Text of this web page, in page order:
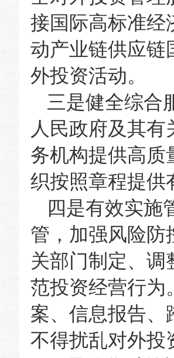
接国际高标准经
动产业链供应链
外投资活动。
三是健全综合
人民政府及其
务机构提供高质
织按照章程提供
四是有效实施
管，加强风险防
关部门制定、调
范投资经营行为
案、信息报告、
不得扰乱对外投